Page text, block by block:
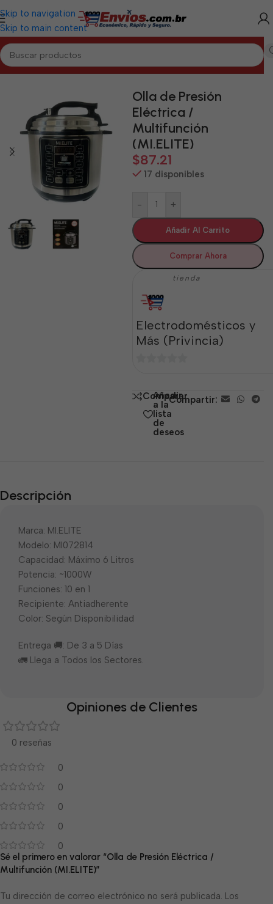
Skip to navigation
Skip to main content
Inicio/CAMAGÜEY/Electrodomésticos Camagüey
Olla de Presión
Eléctrica /
Multifunción
(MI.ELITE)
$87.21
17 disponibles
- +
Añadir Al Carrito
Comprar Ahora
tienda
Electrodomésticos y
Más (Privincia)
5 Comparar
Añadir
a la
lista
de
deseos
Compartir:
Descripción
Marca: MI.ELITE
Modelo: MI072814
Capacidad: Máximo 6 Litros
Potencia: ~1000W
Funciones: 10 en 1
Recipiente: Antiadherente
Color: Según Disponibilidad
Entrega 🚚: De 3 a 5 Días
🚛 Llega a Todos los Sectores.
Opiniones de Clientes
0 reseñas
0
0
0
0
0
Sé el primero en valorar “Olla de Presión Eléctrica /
Multifunción (MI.ELITE)”
Tu dirección de correo electrónico no será publicada. Los